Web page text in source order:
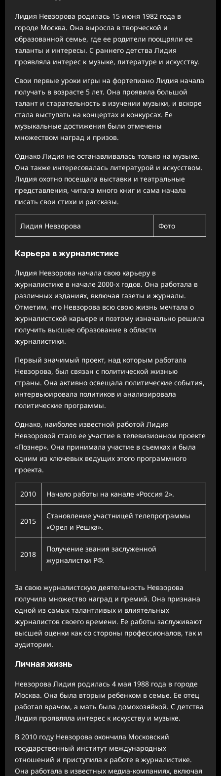
Лидия Невзорова родилась 15 июня 1982 года в
городе Москва. Она выросла в творческой и
образованной семье, где ее родители поощряли ее
таланты и интересы. С раннего детства Лидия
проявляла интерес к музыке, литературе и искусству.
Свои первые уроки игры на фортепиано Лидия начала
получать в возрасте 5 лет. Она проявила большой
талант и старательность в изучении музыки, и вскоре
стала выступать на концертах и конкурсах. Ее
музыкальные достижения были отмечены
множеством наград и призов.
Однако Лидия не останавливалась только на музыке.
Она также интересовалась литературой и искусством.
Лидия охотно посещала выставки и театральные
представления, читала много книг и сама начала
писать свои стихи и рассказы.
Лидия Невзорова Фото
Карьера в журналистике
Лидия Невзорова начала свою карьеру в
журналистике в начале 2000-х годов. Она работала в
различных изданиях, включая газеты и журналы.
Отметим, что Невзорова всю свою жизнь мечтала о
журналистской карьере и поэтому изначально решила
получить высшее образование в области
журналистики.
Первый значимый проект, над которым работала
Невзорова, был связан с политической жизнью
страны. Она активно освещала политические события,
интервьюировала политиков и анализировала
политические программы.
Однако, наиболее известной работой Лидия
Невзоровой стало ее участие в телевизионном проекте
«Познер». Она принимала участие в съемках и была
одним из ключевых ведущих этого программного
проекта.
2010 Начало работы на канале «Россия 2».
2015
Становление участницей телепрограммы
«Орел и Решка».
2018
Получение звания заслуженной
журналистки РФ.
За свою журналистскую деятельность Невзорова
получила множество наград и премий. Она признана
одной из самых талантливых и влиятельных
журналистов своего времени. Ее работы заслуживают
высшей оценки как со стороны профессионалов, так и
аудитории.
Личная жизнь
Невзорова Лидия родилась 4 мая 1988 года в городе
Москва. Она была вторым ребенком в семье. Ее отец
работал врачом, а мать была домохозяйкой. С детства
Лидия проявляла интерес к искусству и музыке.
В 2010 году Невзорова окончила Московский
государственный институт международных
отношений и приступила к работе в журналистике.
Она работала в известных медиа-компаниях, включая